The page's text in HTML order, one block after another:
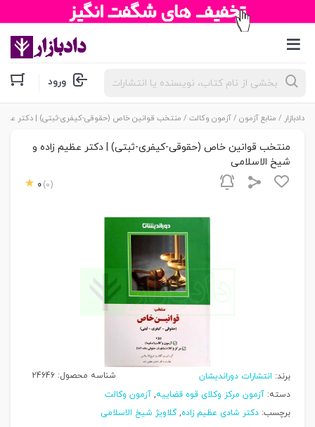
جستجوی
محصولات ورود
دادبازار / منابع آزمون /آزمون وکالت / منتخب قوانین خاص (حقوقی-کیفری-ثبتی) | دکتر عظیم
منتخب قوانین خاص (حقوقی-کیفری-ثبتی) | دکتر عظیم زاده و
شیخ الاسلامی
0 (0)
برند: انتشارات دوراندیشان شناسه محصول: 24646
دسته: آزمون مرکز وکلای قوه قضاییه, آزمون وکالت
برچسب: دکتر شادی عظیم زاده,گلاویژ شیخ الاسلامی